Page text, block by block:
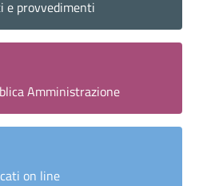
e provvedimenti
Amministrazione
on line